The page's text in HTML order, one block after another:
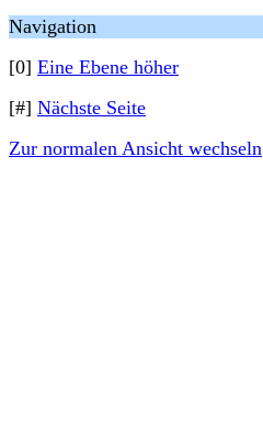
Navigation
[0] Eine Ebene höher
[#] Nächste Seite
Zur normalen Ansicht wechseln